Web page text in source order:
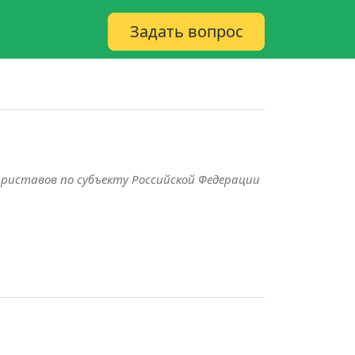
Задать вопрос
по субъекту Российской Федерации